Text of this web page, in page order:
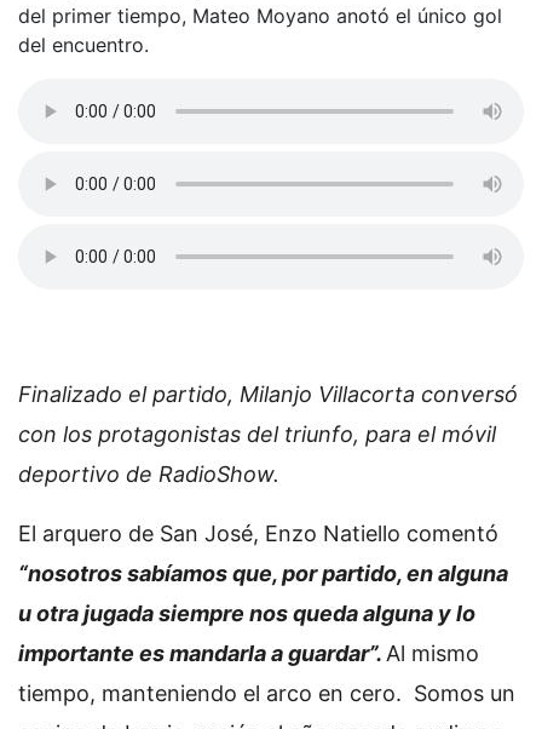
del primer tiempo, Mateo Moyano anotó el único gol
del encuentro.
Finalizado el partido, Milanjo Villacorta conversó
con los protagonistas del triunfo, para el móvil
deportivo de RadioShow.
El arquero de San José, Enzo Natiello comentó
“nosotros sabíamos que, por partido, en alguna
u otra jugada siempre nos queda alguna y lo
importante es mandarla a guardar”. Al mismo
tiempo, manteniendo el arco en cero. Somos un